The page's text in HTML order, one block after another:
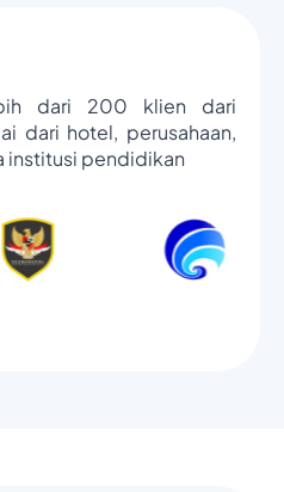
dari 200 klien dari
dari hotel, perusahaan,
institusi pendidikan